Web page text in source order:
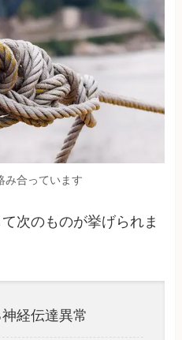
み合っています
次のものが挙げられま
経伝達異常